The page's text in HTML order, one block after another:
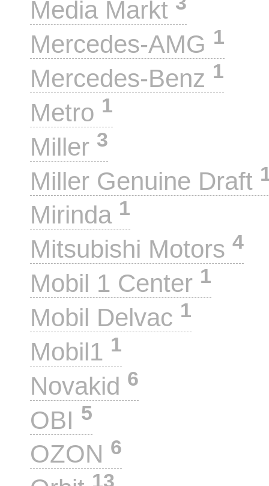
Media Markt
Mercedes-AMG 1
Mercedes-Benz 1
Metro 1
Miller 3
Miller Genuine Draft
Mirinda 1
Mitsubishi Motors 4
Mobil 1 Center 1
Mobil Delvac 1
Mobil1 1
Novakid 6
OBI 5
OZON 6
13